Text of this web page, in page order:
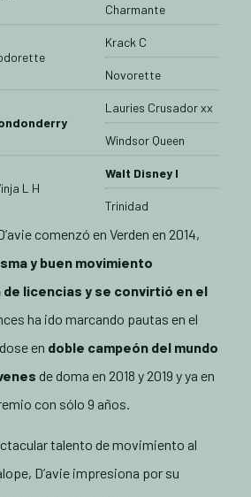
Charmante
Krack C
Novorette
Lauries Crusador xx
Windsor Queen
L H
Walt Disney I
Trinidad
comenzó en Verden en 2014,
y buen movimiento
licencias y se convirtió en el
ha ido marcando pautas en el
en doble campeón del mundo
de doma en 2018 y 2019 y ya en
con sólo 9 años.
talento de movimiento al
D’avie impresiona por su